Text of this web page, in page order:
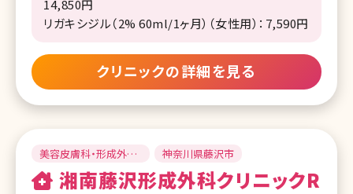
14,850円
リガキシジル（2% 60ml/1ヶ月）（女性用）：7,590円
クリニックの詳細を見る
美容皮膚科・形成外
科・美容外科
神奈川県藤沢市
湘南藤沢形成外科クリニックR